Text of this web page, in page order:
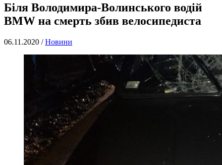
Біля Володимира-Волинського водій
BMW на смерть збив велосипедиста
06.11.2020 /Новини